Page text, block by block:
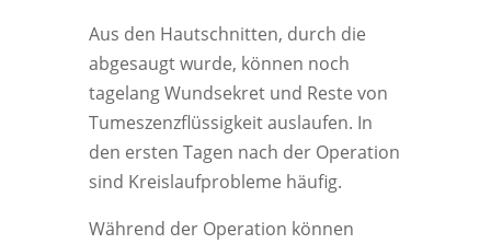
Aus den Hautschnitten, durch die
abgesaugt wurde, können noch
tagelang Wundsekret und Reste von
Tumeszenzflüssigkeit auslaufen. In
den ersten Tagen nach der Operation
sind Kreislaufprobleme häufig.
Während der Operation können